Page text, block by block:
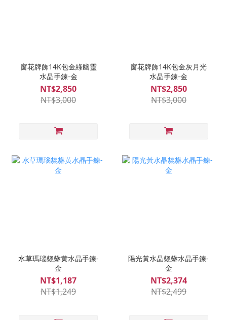
窗花牌飾14K包金綠幽靈
水晶手鍊-金
NT$2,850
NT$3,000
窗花牌飾14K包金灰月光
水晶手鍊-金
NT$2,850
NT$3,000
水草瑪瑙貔貅黄水晶手鍊-
金
NT$1,187
NT$1,249
陽光黃水晶貔貅水晶手鍊-
金
NT$2,374
NT$2,499